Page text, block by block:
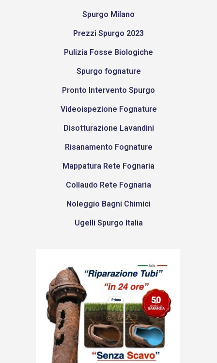
Spurgo Milano
Prezzi Spurgo 2023
Pulizia Fosse Biologiche
Spurgo fognature
Pronto Intervento Spurgo
Videoispezione Fognature
Disotturazione Lavandini
Risanamento Fognature
Mappatura Rete Fognaria
Collaudo Rete Fognaria
Noleggio Bagni Chimici
Ugelli Spurgo Italia